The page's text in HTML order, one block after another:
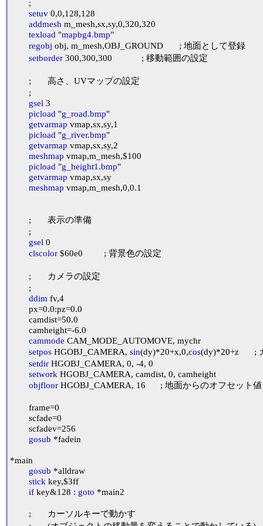
setuv 0,0,128,128
addmesh m_mesh,sx,sy,0,320,320
texload "mapbg4.bmp"
regobj obj, m_mesh,OBJ_GROUND	; 地面として登録
setborder 300,300,300		; 移動範囲の設定
gsel 3
picload "g_road.bmp"
getvarmap vmap,sx,sy,1
picload "g_river.bmp"
getvarmap vmap,sx,sy,2
meshmap vmap,m_mesh,$100
picload "g_height1.bmp"
getvarmap vmap,sx,sy
meshmap vmap,m_mesh,0,0.1
gsel 0
clscolor $60e0		; 背景色の設定
ddim fv,4
cammode CAM_MODE_AUTOMOVE, mychr
setpos HGOBJ_CAMERA, sin(dy)*20+x,0,cos(dy)*20+z	; カメラ位置の設定
setdir HGOBJ_CAMERA, 0, -4, 0
setwork HGOBJ_CAMERA, camdist, 0, camheight
objfloor HGOBJ_CAMERA, 16	; 地面からのオフセット値
gosub *fadein
*main
gosub *alldraw
stick key,$3ff
if key&128 : goto *main2